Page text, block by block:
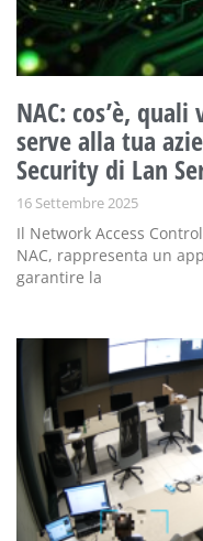
NAC: cos’è,
serve alla tua
Security di Lan
16 Settembre 2025
Il Network Access
NAC, rappresenta un
garantire la